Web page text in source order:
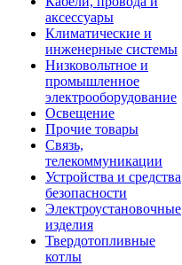
аксессуары
Климатические и
инженерные системы
Низковольтное и
промышленное
электрооборудование
Освещение
Прочие товары
Связь,
телекоммуникации
Устройства и средства
безопасности
Электроустановочные
изделия
Твердотопливные
котлы